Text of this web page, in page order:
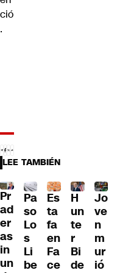
ció
.
LEE TAMBIÉN
Pr
ad
er
as
in
un
Pa
so
Lo
s
Li
be
Es
ta
fa
en
Fa
ce
H
un
te
r
Bi
de
Jo
ve
n
m
ur
ió